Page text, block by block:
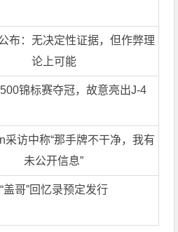
布：无决定性证据，但作弊理
论上可能
锦标赛夺冠，故意亮出J-4
采访中称“那手牌不干净，我有
未公开信息”
“盖哥”回忆录预定发行